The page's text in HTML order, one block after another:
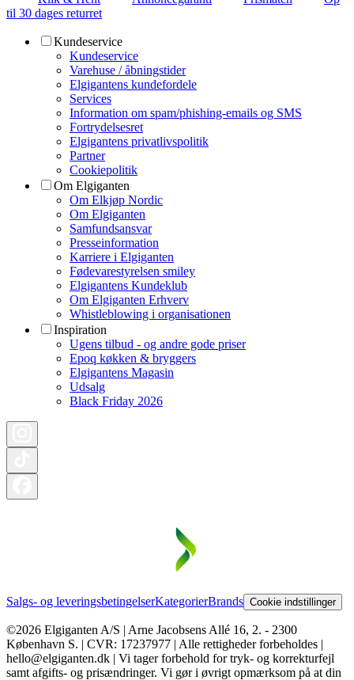
til 30 dages returret
Kundeservice
Kundeservice
Varehuse / åbningstider
Elgigantens kundefordele
Services
Information om spam/phishing-emails og SMS
Fortrydelsesret
Elgigantens privatlivspolitik
Partner
Cookiepolitik
Om Elgiganten
Om Elkjøp Nordic
Om Elgiganten
Samfundsansvar
Presseinformation
Karriere i Elgiganten
Fødevarestyrelsen smiley
Elgigantens Kundeklub
Om Elgiganten Erhverv
Whistleblowing i organisationen
Inspiration
Ugens tilbud - og andre gode priser
Epoq køkken & bryggers
Elgigantens Magasin
Udsalg
Black Friday 2026
Salgs- og leveringsbetingelserKategorierBrands Cookie indstillinger
©2026 Elgiganten A/S | Arne Jacobsens Allé 16, 2. - 2300
København S. | CVR: 17237977 | Alle rettigheder forbeholdes |
hello@elgiganten.dk | Vi tager forbehold for tryk- og korrekturfejl
samt afgifts- og prisændringer. Vi gør i øvrigt opmærksom på at din